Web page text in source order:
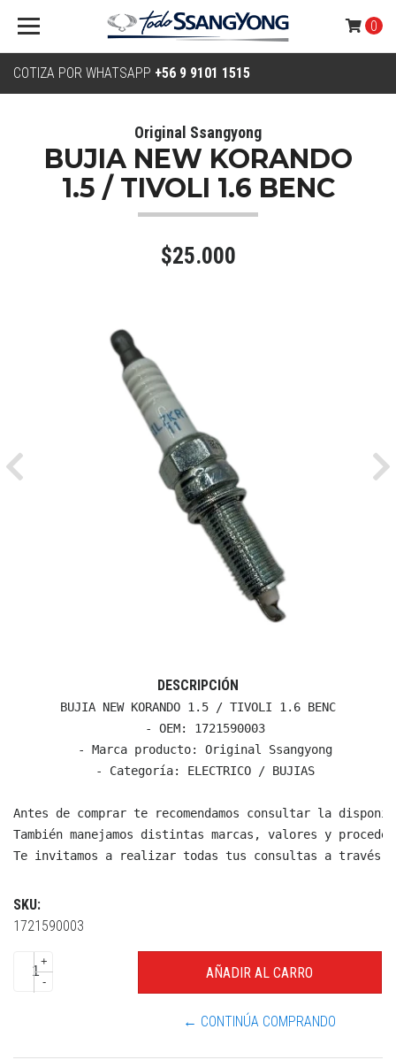
COTIZA POR WHATSAPP +56 9 9101 1515
0
Original Ssangyong
BUJIA NEW KORANDO
1.5 / TIVOLI 1.6 BENC
$25.000
Previous
DESCRIPCIÓN
BUJIA NEW KORANDO 1.5 / TIVOLI 1.6 BENC
  - OEM: 1721590003
  - Marca producto: Original Ssangyong
  - Categoría: ELECTRICO / BUJIAS
Antes de comprar te recomendamos consultar la
También manejamos distintas marcas, valores y
Te invitamos a realizar todas tus consultas a través
SKU:
1721590003
+
-
← CONTINÚA COMPRANDO